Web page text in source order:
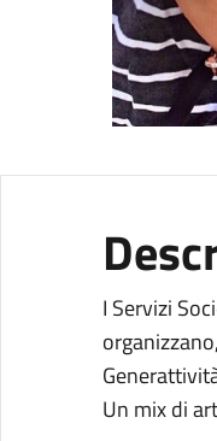
I Servizi
Un mix di